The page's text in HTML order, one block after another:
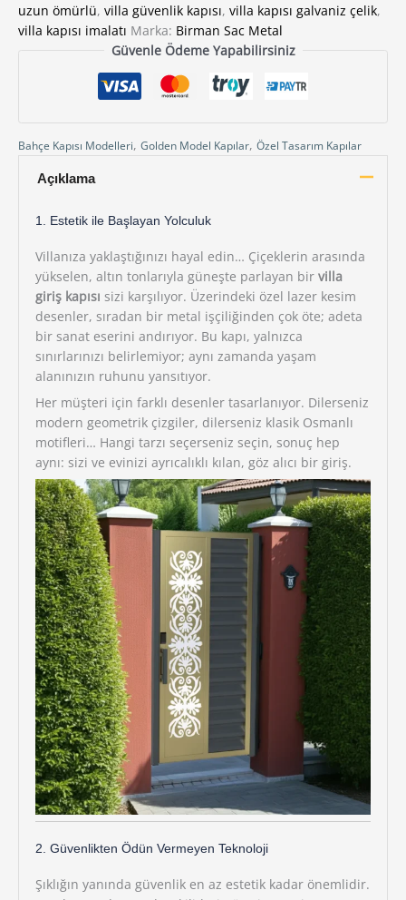
uzun ömürlü, villa güvenlik kapısı, villa kapısı galvaniz çelik,
villa kapısı imalatı Marka: Birman Sac Metal
Güvenle Ödeme Yapabilirsiniz
Bahçe Kapısı Modelleri, Golden Model Kapılar, Özel Tasarım Kapılar
Açıklama
1. Estetik ile Başlayan Yolculuk
Villanıza yaklaştığınızı hayal edin… Çiçeklerin arasında
yükselen, altın tonlarıyla güneşte parlayan bir villa
giriş kapısı sizi karşılıyor. Üzerindeki özel lazer kesim
desenler, sıradan bir metal işçiliğinden çok öte; adeta
bir sanat eserini andırıyor. Bu kapı, yalnızca
sınırlarınızı belirlemiyor; aynı zamanda yaşam
alanınızın ruhunu yansıtıyor.
Her müşteri için farklı desenler tasarlanıyor. Dilerseniz
modern geometrik çizgiler, dilerseniz klasik Osmanlı
motifleri… Hangi tarzı seçerseniz seçin, sonuç hep
aynı: sizi ve evinizi ayrıcalıklı kılan, göz alıcı bir giriş.
2. Güvenlikten Ödün Vermeyen Teknoloji
Şıklığın yanında güvenlik en az estetik kadar önemlidir.